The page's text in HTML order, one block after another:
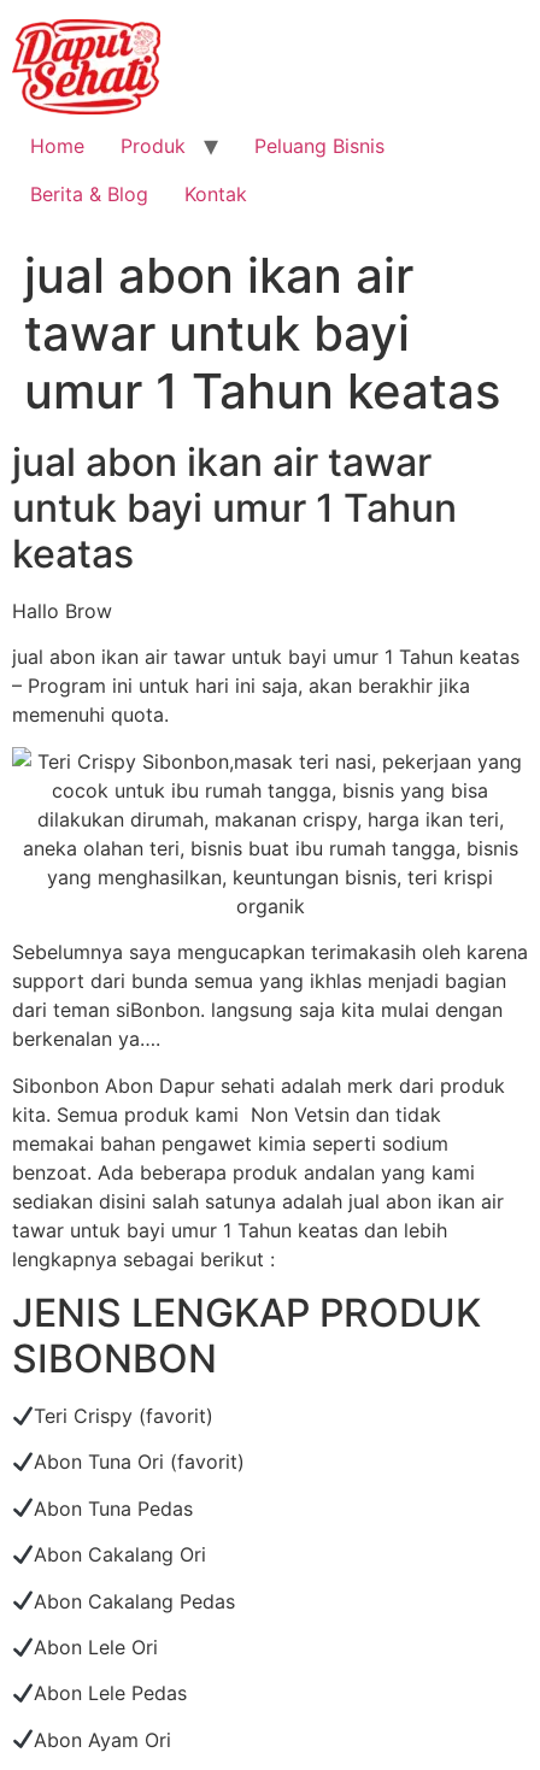
Home Produk
Peluang Bisnis
Berita & Blog
Kontak
jual abon ikan air
tawar untuk bayi
umur 1 Tahun keatas
jual abon ikan air tawar
untuk bayi umur 1 Tahun
keatas
Hallo Brow
jual abon ikan air tawar untuk bayi umur 1 Tahun keatas
– Program ini untuk hari ini saja, akan berakhir jika
memenuhi quota.
Sebelumnya saya mengucapkan terimakasih oleh karena
support dari bunda semua yang ikhlas menjadi bagian
dari teman siBonbon. langsung saja kita mulai dengan
berkenalan ya….
Sibonbon Abon Dapur sehati adalah merk dari produk
kita. Semua produk kami Non Vetsin dan tidak
memakai bahan pengawet kimia seperti sodium
benzoat. Ada beberapa produk andalan yang kami
sediakan disini salah satunya adalah jual abon ikan air
tawar untuk bayi umur 1 Tahun keatas dan lebih
lengkapnya sebagai berikut :
JENIS LENGKAP PRODUK
SIBONBON
Teri Crispy (favorit)
Abon Tuna Ori (favorit)
Abon Tuna Pedas
Abon Cakalang Ori
Abon Cakalang Pedas
Abon Lele Ori
Abon Lele Pedas
Abon Ayam Ori